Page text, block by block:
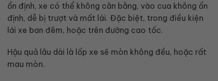
ổn định, xe có thể không cân bằng, vào cua không ổn
định, dễ bị trượt và mất lái. Đặc biệt, trong điều kiện
lái xe ban đêm, hoặc trên đường cao tốc.
Hậu quả lâu dài là lốp xe sẽ mòn không đều, hoặc rất
mau mòn.